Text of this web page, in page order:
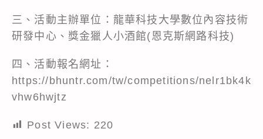
三、活動主辦單位：龍華科技大學數位內容技術
研發中心、獎金獵人小酒館(恩克斯網路科技)
四、活動報名網址：
https://bhuntr.com/tw/competitions/nelr1bk4k
vhw6hwjtz
Post Views: 220